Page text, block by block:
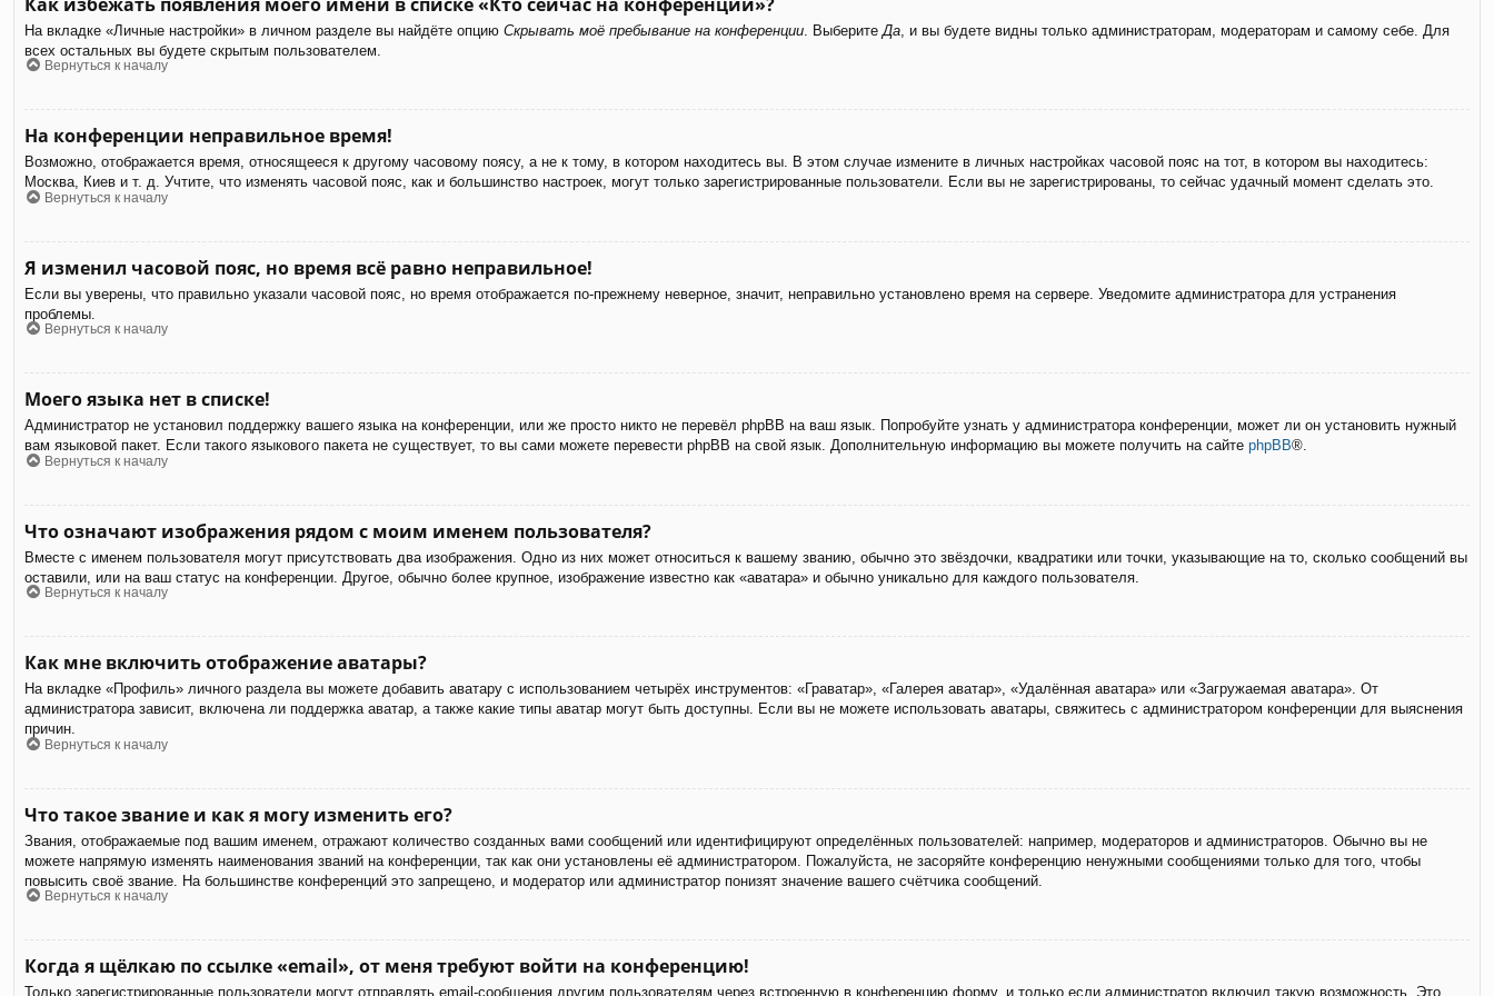
На вкладке «Личные настройки» в личном разделе вы найдёте опцию Скрывать моё пребывание на конференции . Выберите Да , и вы будете видны только администраторам, модераторам и самому себе. Для
всех остальных вы будете скрытым пользователем.
Вернуться к началу
На конференции неправильное время!
Возможно, отображается время, относящееся к другому часовому поясу, а не к тому, в котором находитесь вы. В этом случае измените в личных настройках часовой пояс на тот, в котором вы находитесь:
Москва, Киев и т. д. Учтите, что изменять часовой пояс, как и большинство настроек, могут только зарегистрированные пользователи. Если вы не зарегистрированы, то сейчас удачный момент сделать это.
Вернуться к началу
Я изменил часовой пояс, но время всё равно неправильное!
Если вы уверены, что правильно указали часовой пояс, но время отображается по-прежнему неверное, значит, неправильно установлено время на сервере. Уведомите администратора для устранения
проблемы.
Вернуться к началу
Моего языка нет в списке!
Администратор не установил поддержку вашего языка на конференции, или же просто никто не перевёл phpBB на ваш язык. Попробуйте узнать у администратора конференции, может ли он установить нужный
вам языковой пакет. Если такого языкового пакета не существует, то вы сами можете перевести phpBB на свой язык. Дополнительную информацию вы можете получить на сайте phpBB®.
Вернуться к началу
Что означают изображения рядом с моим именем пользователя?
Вместе с именем пользователя могут присутствовать два изображения. Одно из них может относиться к вашему званию, обычно это звёздочки, квадратики или точки, указывающие на то, сколько сообщений вы
оставили, или на ваш статус на конференции. Другое, обычно более крупное, изображение известно как «аватара» и обычно уникально для каждого пользователя.
Вернуться к началу
Как мне включить отображение аватары?
На вкладке «Профиль» личного раздела вы можете добавить аватару с использованием четырёх инструментов: «Граватар», «Галерея аватар», «Удалённая аватара» или «Загружаемая аватара». От
администратора зависит, включена ли поддержка аватар, а также какие типы аватар могут быть доступны. Если вы не можете использовать аватары, свяжитесь с администратором конференции для выяснения
причин.
Вернуться к началу
Что такое звание и как я могу изменить его?
Звания, отображаемые под вашим именем, отражают количество созданных вами сообщений или идентифицируют определённых пользователей: например, модераторов и администраторов. Обычно вы не
можете напрямую изменять наименования званий на конференции, так как они установлены её администратором. Пожалуйста, не засоряйте конференцию ненужными сообщениями только для того, чтобы
повысить своё звание. На большинстве конференций это запрещено, и модератор или администратор понизят значение вашего счётчика сообщений.
Вернуться к началу
Когда я щёлкаю по ссылке «email», от меня требуют войти на конференцию!
Только зарегистрированные пользователи могут отправлять email-сообщения другим пользователям через встроенную в конференцию форму, и только если администратор включил такую возможность. Это